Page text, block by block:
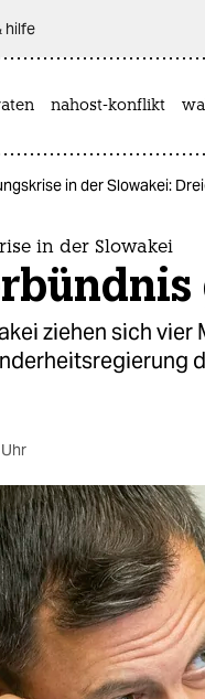
hilfe
nahost-konflikt
in der Slowakei:
in der Slowakei
ziehen sich